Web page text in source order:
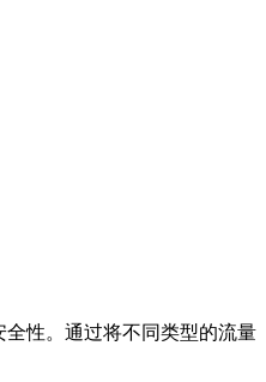
性。通过将不同类型的流量